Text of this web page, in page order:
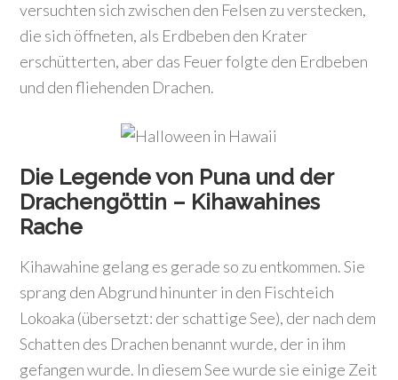
versuchten sich zwischen den Felsen zu verstecken,
die sich öffneten, als Erdbeben den Krater
erschütterten, aber das Feuer folgte den Erdbeben
und den fliehenden Drachen.
Die Legende von Puna und der
Drachengöttin – Kihawahines
Rache
Kihawahine gelang es gerade so zu entkommen. Sie
sprang den Abgrund hinunter in den Fischteich
Lokoaka (übersetzt: der schattige See), der nach dem
Schatten des Drachen benannt wurde, der in ihm
gefangen wurde. In diesem See wurde sie einige Zeit